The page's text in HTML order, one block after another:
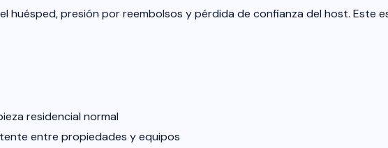
huésped, presión por reembolsos y pérdida de confianza del host. Este
residencial normal
entre propiedades y equipos